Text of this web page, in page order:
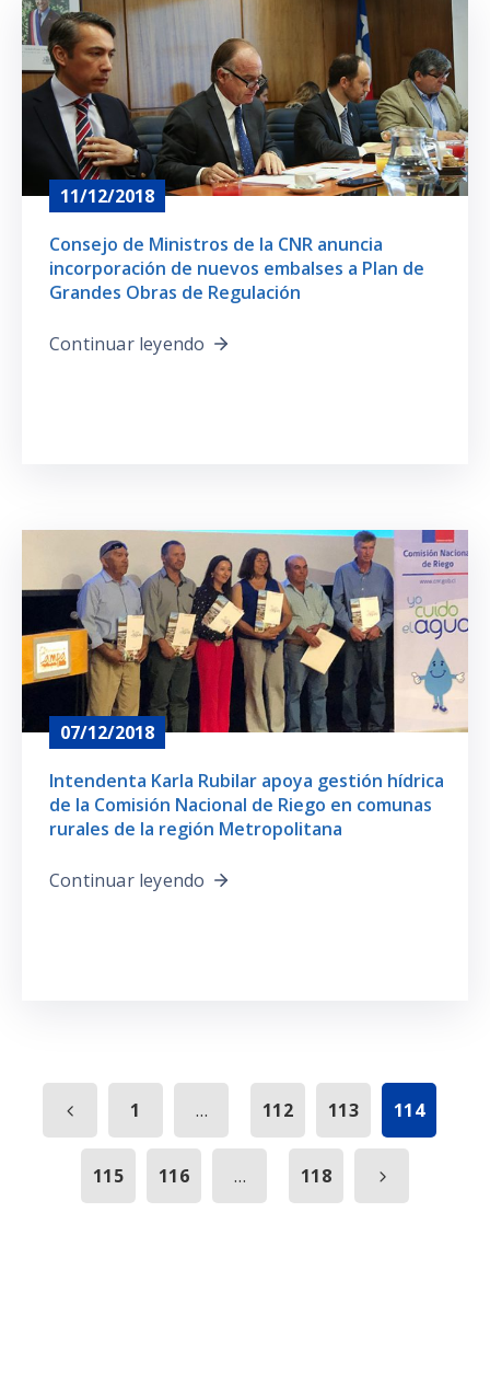
11/12/2018
Consejo de Ministros de la CNR anuncia
incorporación de nuevos embalses a Plan de
Grandes Obras de Regulación
Continuar leyendo
07/12/2018
Intendenta Karla Rubilar apoya gestión hídrica
de la Comisión Nacional de Riego en comunas
rurales de la región Metropolitana
Continuar leyendo
1 ... 112 113 114
115 116 ... 118